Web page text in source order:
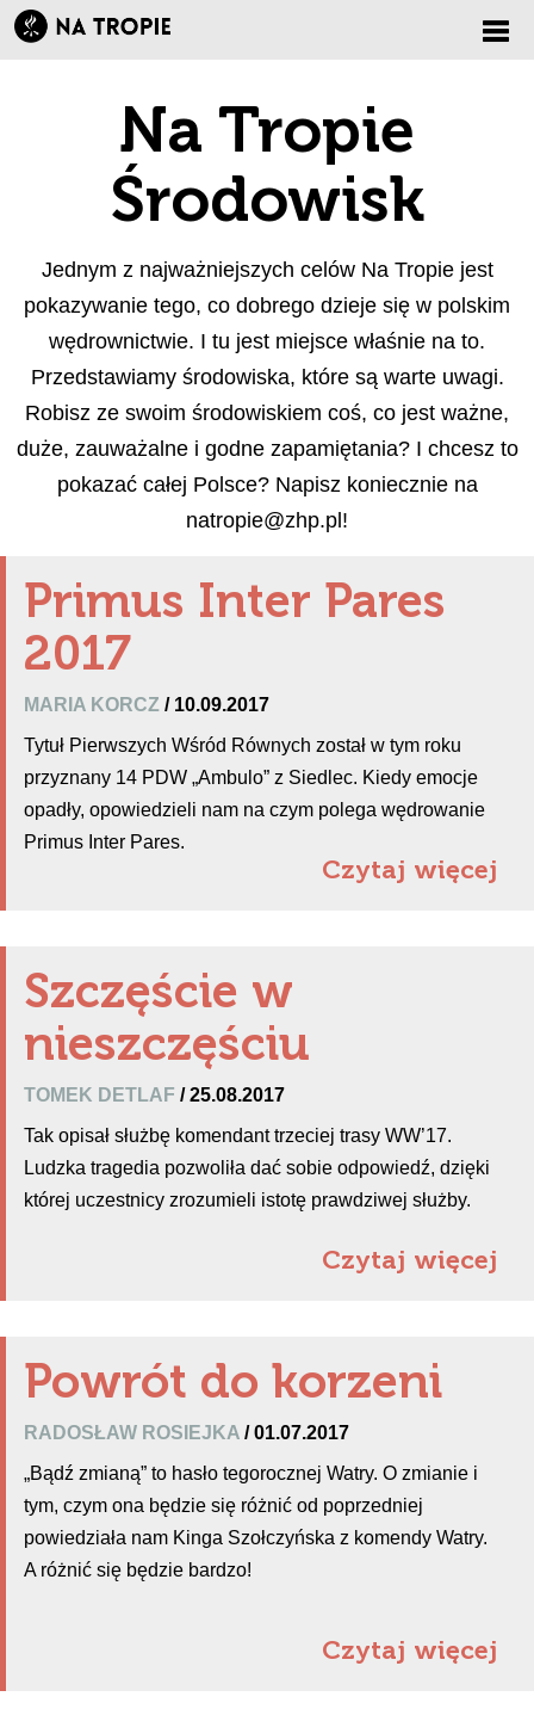
Na Tropie
Środowisk
Jednym z najważniejszych celów Na Tropie jest
pokazywanie tego, co dobrego dzieje się w polskim
wędrownictwie. I tu jest miejsce właśnie na to.
Przedstawiamy środowiska, które są warte uwagi.
Robisz ze swoim środowiskiem coś, co jest ważne,
duże, zauważalne i godne zapamiętania? I chcesz to
pokazać całej Polsce? Napisz koniecznie na
natropie@zhp.pl !
Primus Inter Pares
2017
MARIA KORCZ / 10.09.2017
Tytuł Pierwszych Wśród Równych został w tym roku
przyznany 14 PDW „Ambulo” z Siedlec. Kiedy emocje
opadły, opowiedzieli nam na czym polega wędrowanie
Primus Inter Pares.
Czytaj więcej
Szczęście w
nieszczęściu
TOMEK DETLAF / 25.08.2017
Tak opisał służbę komendant trzeciej trasy WW’17.
Ludzka tragedia pozwoliła dać sobie odpowiedź, dzięki
której uczestnicy zrozumieli istotę prawdziwej służby.
Czytaj więcej
Powrót do korzeni
RADOSŁAW ROSIEJKA / 01.07.2017
„Bądź zmianą” to hasło tegorocznej Watry. O zmianie i
tym, czym ona będzie się różnić od poprzedniej
powiedziała nam Kinga Szołczyńska z komendy Watry.
A różnić się będzie bardzo!
Czytaj więcej